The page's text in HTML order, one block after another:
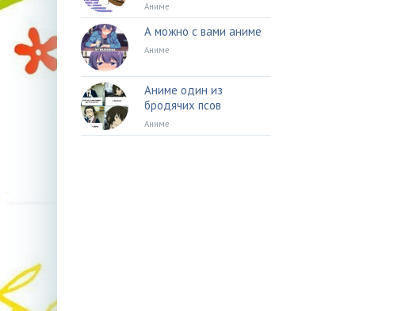
Аниме
А можно с вами аниме
Аниме
Аниме один из
бродячих псов
Аниме